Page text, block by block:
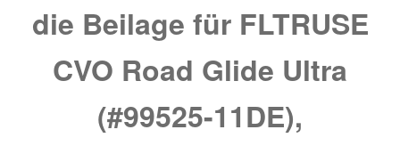
die Beilage für FLTRUSE
CVO Road Glide Ultra
(#99525-11DE),